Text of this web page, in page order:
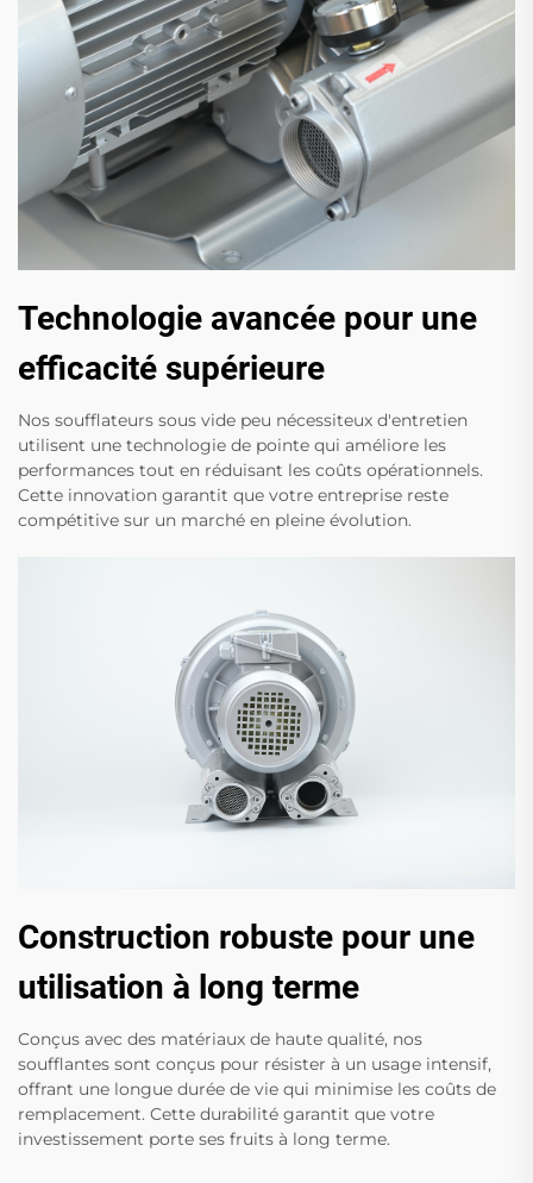
Technologie avancée pour une
efficacité supérieure
Nos soufflateurs sous vide peu nécessiteux d'entretien
utilisent une technologie de pointe qui améliore les
performances tout en réduisant les coûts opérationnels.
Cette innovation garantit que votre entreprise reste
compétitive sur un marché en pleine évolution.
Construction robuste pour une
utilisation à long terme
Conçus avec des matériaux de haute qualité, nos
soufflantes sont conçus pour résister à un usage intensif,
offrant une longue durée de vie qui minimise les coûts de
remplacement. Cette durabilité garantit que votre
investissement porte ses fruits à long terme.